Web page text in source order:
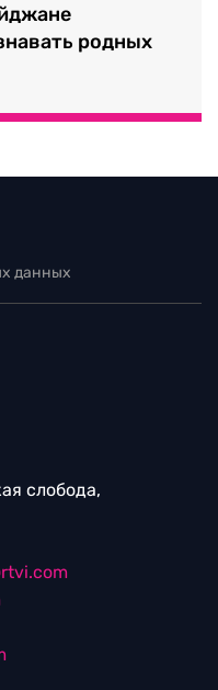
родных
данных
слобода,